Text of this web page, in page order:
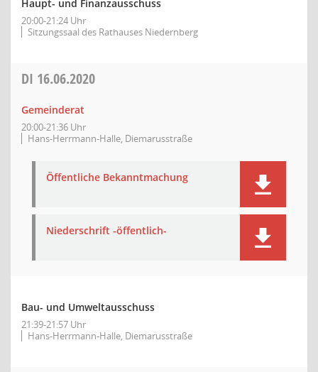
Haupt- und Finanzausschuss
20:00-21:24 Uhr
Sitzungssaal des Rathauses Niedernberg
DI 16.06.2020
Gemeinderat
20:00-21:36 Uhr
Hans-Herrmann-Halle, Diemarusstraße
Öffentliche Bekanntmachung
Niederschrift -öffentlich-
Bau- und Umweltausschuss
21:39-21:57 Uhr
Hans-Herrmann-Halle, Diemarusstraße